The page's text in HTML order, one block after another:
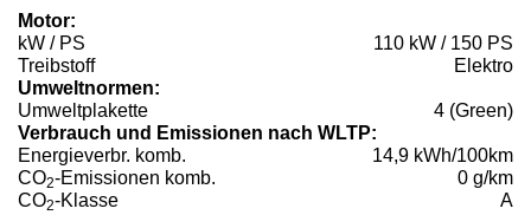
Motor:
kW / PS
110 kW / 150 PS
Treibstoff
Elektro
Umweltnormen:
Umweltplakette
4 (Green)
Verbrauch und Emissionen nach WLTP:
Energieverbr. komb.
14,9 kWh/100km
CO2-Emissionen komb.
0 g/km
CO2-Klasse A